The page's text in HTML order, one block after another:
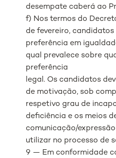
desempate caberá ao
f) Nos termos do
de fevereiro,
preferência em
qual prevalece sobre
preferência
legal. Os candidatos
de motivação, sob
respetivo grau de
deficiência e os meios
comunicação/
utilizar no processo de
9 — Em conformidade